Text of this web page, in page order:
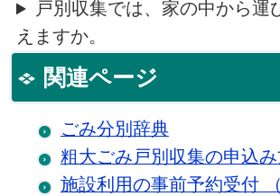
戸別収集では、家の中から運
えますか。
関連ページ
ごみ分別辞典
粗大ごみ戸別収集の申込
施設利用の事前予約受付